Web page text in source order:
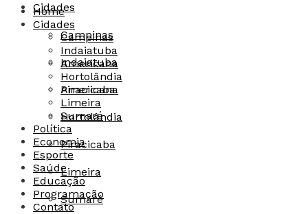
Cidades
Campinas
Indaiatuba
Americana
Hortolândia
Piracicaba
Limeira
Sumaré
Home
Cidades
Campinas
Indaiatuba
Americana
Hortolândia
Piracicaba
Limeira
Sumaré
Política
Economia
Esporte
Saúde
Educação
Programação
Contato